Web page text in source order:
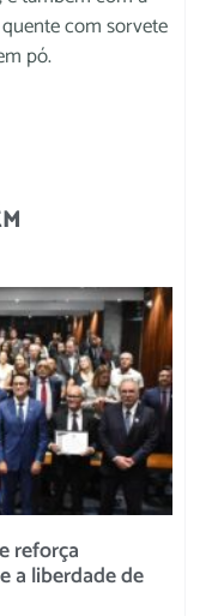
com sorvete
pó.
reforça
a liberdade de